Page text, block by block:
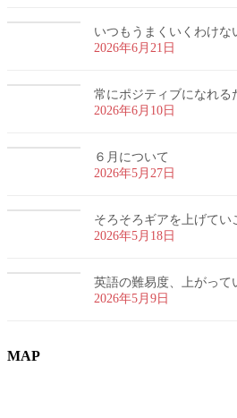
いつもうまくいくわけな
2026年6月21日
常にポジティブになれる
2026年6月10日
６月について
2026年5月27日
そろそろギアを上げてい
2026年5月18日
英語の難易度、上がって
2026年5月9日
MAP